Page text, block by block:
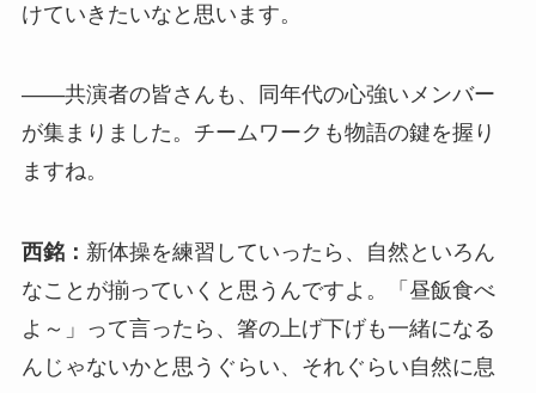
けていきたいなと思います。
――共演者の皆さんも、同年代の心強いメンバー
が集まりました。チームワークも物語の鍵を握り
ますね。
西銘： 新体操を練習していったら、自然といろん
なことが揃っていくと思うんですよ。「昼飯食べ
よ～」って言ったら、箸の上げ下げも一緒になる
んじゃないかと思うぐらい、それぐらい自然に息